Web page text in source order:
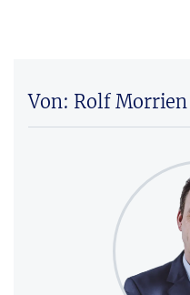
Von: Rolf Morrien